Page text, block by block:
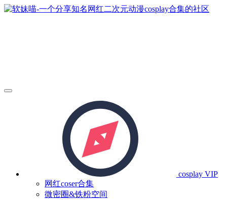
cosplay VIP
网红coser合集
微密圈&铁粉空间